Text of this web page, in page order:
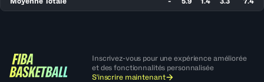
Inscrivez-vous pour une expérience améliorée
et des fonctionnalités personnalisée
S'inscrire maintenant